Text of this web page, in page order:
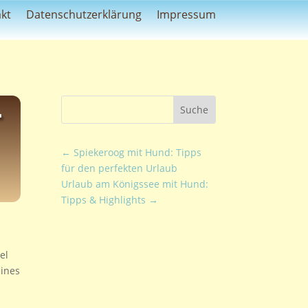
Datenschutzerklärung Impressum
← Spiekeroog mit Hund: Tipps
für den perfekten Urlaub
Urlaub am Königssee mit Hund:
Tipps & Highlights →